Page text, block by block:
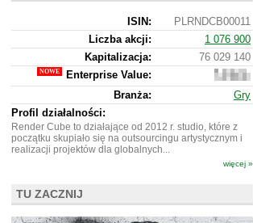
ISIN:
PLRNDCB00011
Liczba akcji:
1 076 900
Kapitalizacja:
76 029 140
Enterprise Value:
278
140
Branża:
Gry
Profil działalności:
Render Cube to działające od 2012 r. studio, które z
początku skupiało się na outsourcingu artystycznym i
realizacji projektów dla globalnych...
więcej »
TU ZACZNIJ